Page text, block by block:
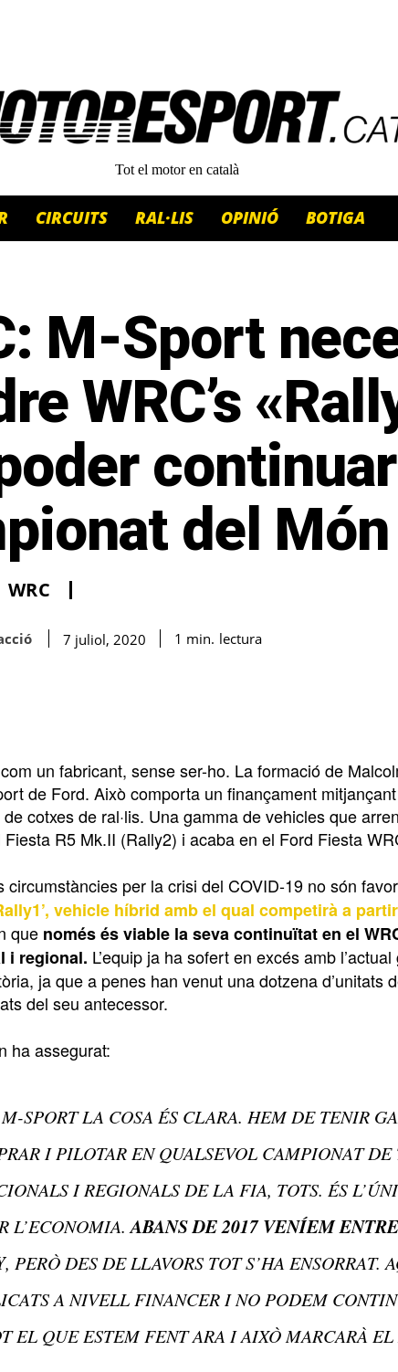
Tot el motor en català
CIRCUITS RAL·LIS OPINIÓ BOTIGA
M-Sport
WRC’s
del Món
WRC
7 juliol, 2020 1 min. lectura
un fabricant, sense ser-ho. La formació de
de Ford. Això comporta un finançament
cotxes de ral·lis. Una gamma de vehicles que
R5 Mk.II (Rally2) i acaba en el Ford Fiesta
circumstàncies per la crisi del COVID-19 no són
vehicle híbrid amb el qual competirà a
que només és viable la seva continuïtat en el
i regional. L’equip ja ha sofert en excés amb
ja que a penes han venut una dotzena d’unitats
del seu antecessor.
ha assegurat:
SPORT LA COSA ÉS CLARA. HEM DE TENIR
I PILOTAR EN QUALSEVOL CAMPIONAT
I REGIONALS DE LA FIA, TOTS. ÉS
L’ECONOMIA.ABANS DE 2017 VENÍEM
, PERÒ DES DE LLAVORS TOT S’HA ENSORRAT.
A NIVELL FINANCER I NO PODEM
EL QUE ESTEM FENT ARA I AIXÒ MARCARÀ